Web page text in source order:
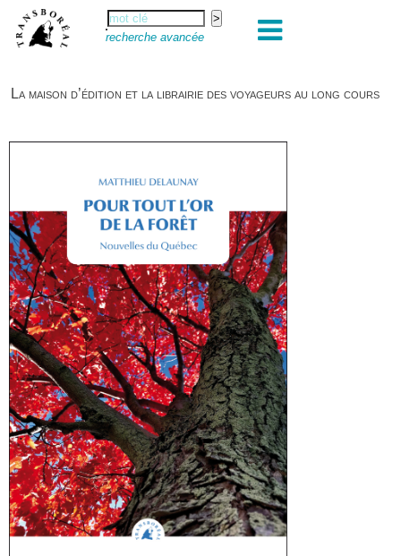
recherche avancée
La maison d’édition et la librairie des voyageurs au long cours